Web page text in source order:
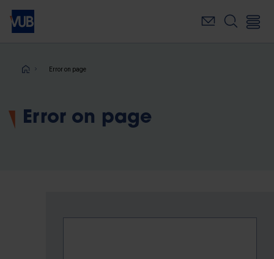
Skip
main
Breadcrumb
Error on page
Error on page